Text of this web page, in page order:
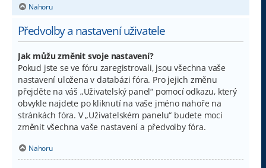
Nahoru
Předvolby a nastavení uživatele
Jak můžu změnit svoje nastavení?
Pokud jste se ve fóru zaregistrovali, jsou všechna vaše
nastavení uložena v databázi fóra. Pro jejich změnu
přejděte na váš „Uživatelský panel“ pomocí odkazu, který
obvykle najdete po kliknutí na vaše jméno nahoře na
stránkách fóra. V „Uživatelském panelu“ budete moci
změnit všechna vaše nastavení a předvolby fóra.
Nahoru